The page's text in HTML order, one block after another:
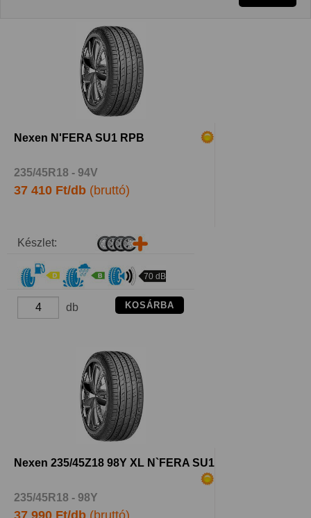
Nexen N'FERA SU1 RPB
235/45R18 - 94V
37 410 Ft/db (bruttó)
Készlet:
70 dB
db KOSÁRBA
Nexen 235/45Z18 98Y XL N`FERA SU1
235/45R18 - 98Y